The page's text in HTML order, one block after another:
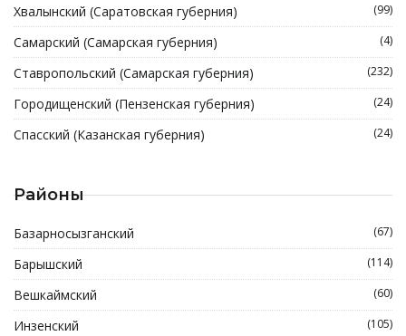
Хвалынский (Саратовская губерния) (99)
Самарский (Самарская губерния) (4)
Ставропольский (Самарская губерния) (232)
Городищенский (Пензенская губерния) (24)
Спасский (Казанская губерния) (24)
Районы
Базарносызганский (67)
Барышский (114)
Вешкаймский (60)
Инзенский (105)